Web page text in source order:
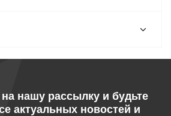
нашу рассылку и будьте
актуальных новостей и